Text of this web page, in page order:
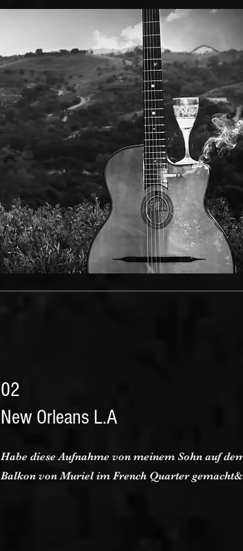
02
New Orleans L.A
Habe diese Aufnahme von meinem Sohn auf
Balkon von Muriel im French Quarter